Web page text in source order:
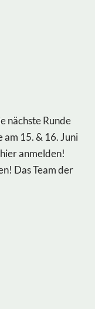
nächste Runde
am 15. & 16. Juni
anmelden!
Das Team der